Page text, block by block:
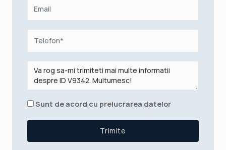
Sunt de acord cu prelucrarea datelor